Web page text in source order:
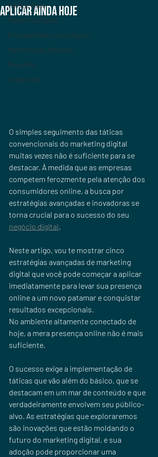
Tráfego Pago
Marketing Digital
Empreendedorismo Digital
Marketing de Afiliados
Meta Ads
Google Ads
Aplicar Ainda Hoje
O simples seguimento das táticas
convencionais do marketing digital
muitas vezes não é suficiente para se
destacar. À medida que as empresas
competem ferozmente pela atenção dos
consumidores online, a busca por
estratégias avançadas e inovadoras se
torna crucial para o sucesso do seu
negócio digital.
Neste artigo, vou te mostrar cinco
estratégias avançadas de marketing
digital que você pode começar a aplicar
imediatamente para levar sua presença
online a um novo patamar e conquistar
resultados excepcionais.
No ambiente altamente conectado de
hoje, a mera presença online não é mais
suficiente.
O sucesso exige a implementação de
táticas que vão além do básico, que se
destacam em um mar de conteúdo e que
verdadeiramente envolvem seu público-
alvo. As estratégias que exploraremos
são inovações que estão moldando o
futuro do marketing digital, e sua
adoção pode proporcionar uma